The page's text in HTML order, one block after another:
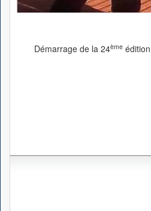
Démarrage de la 24ème